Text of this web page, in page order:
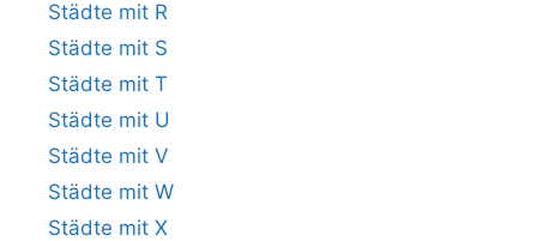
Städte mit R
Städte mit S
Städte mit T
Städte mit U
Städte mit V
Städte mit W
Städte mit X